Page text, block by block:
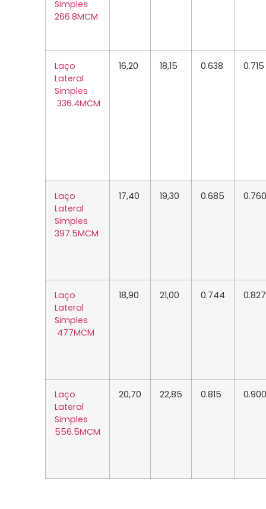
Simples
266.8MCM
Laço
Lateral
Simples
336.4MCM
16,20 18,15 0.638 0.715
Laço
Lateral
Simples
397.5MCM
17,40 19,30 0.685 0.760
Laço
Lateral
Simples
477MCM
18,90 21,00 0.744 0.827
Laço
Lateral
Simples
556.5MCM
20,70 22,85 0.815 0.900